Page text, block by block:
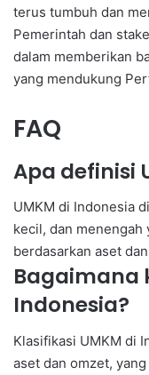
terus tumbuh dan
Pemerintah dan
dalam memberikan
yang mendukung
FAQ
Apa definisi
UMKM di Indonesia
kecil, dan
berdasarkan aset
Bagaimana
Indonesia?
Klasifikasi UMKM di
aset dan omzet,